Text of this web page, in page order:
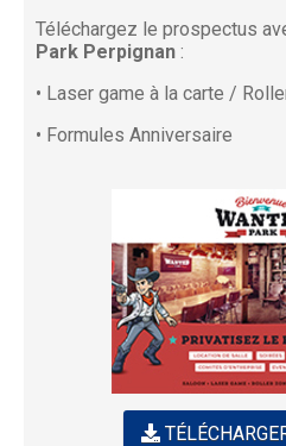
Téléchargez le prospectus
Park Perpignan :
• Laser game à la carte /
• Formules Anniversaire